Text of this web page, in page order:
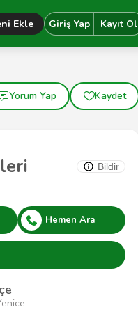
Ekle Giriş Yap Kayıt Ol
Bildir
Hemen Ara
Yorum Yap Kaydet